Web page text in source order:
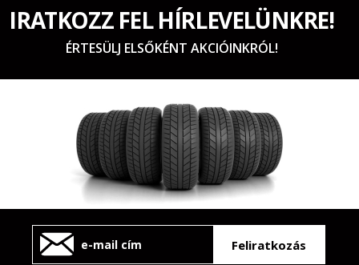
IRATKOZZ FEL HÍRLEVELÜNKRE!
ÉRTESÜLJ ELSŐKÉNT AKCIÓINKRÓL!
Feliratkozás